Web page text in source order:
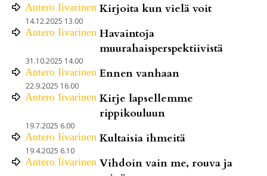
Antero Iivarinen Kirjoita kun vielä voit
14.12.2025 13.00
Antero Iivarinen Havaintoja
muurahaisperspektiivistä
31.10.2025 14.00
Antero Iivarinen Ennen vanhaan
22.9.2025 16.00
Antero Iivarinen Kirje lapsellemme
rippikouluun
19.7.2025 6.00
Antero Iivarinen Kultaisia ihmeitä
19.4.2025 6.10
Antero Iivarinen Vihdoin vain me, rouva ja